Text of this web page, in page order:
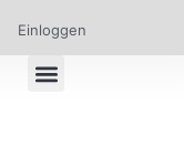
Einloggen